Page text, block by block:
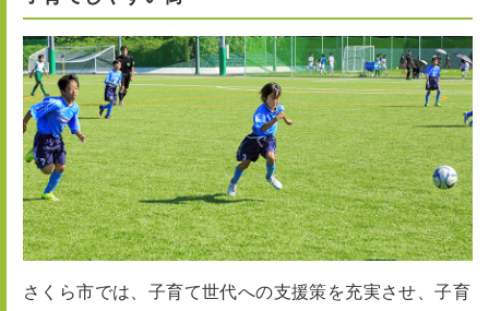
さくら市では、子育て世代への支援策を充実させ、子育